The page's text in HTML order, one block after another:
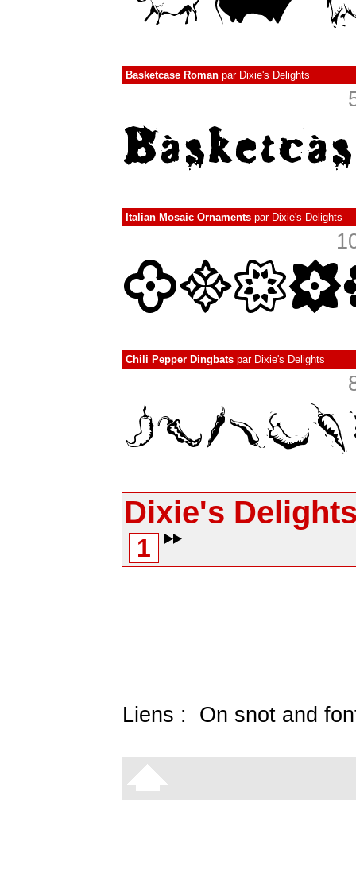
Basketcase Roman par Dixie's Delights
Italian Mosaic Ornaments par Dixie's Delights
Chili Pepper Dingbats par Dixie's Delights
Dixie's
1
Liens : On snot and